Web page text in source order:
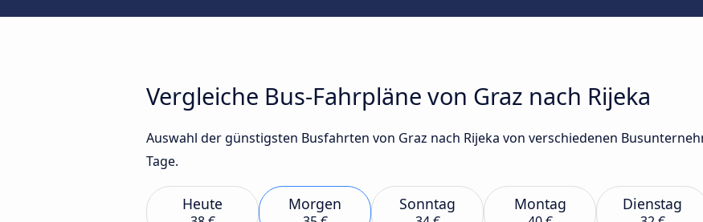
Vergleiche Bus-Fahrpläne von Graz nach Rijeka
Auswahl der günstigsten Busfahrten von Graz nach Rijeka von verschiedenen
Tage.
Heute Morgen Sonntag Montag Dienstag